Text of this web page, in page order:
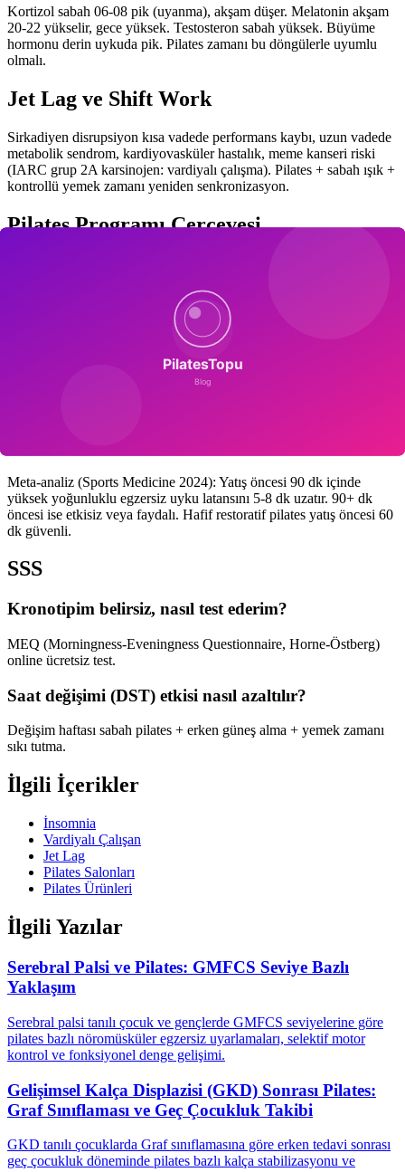
Kortizol sabah 06-08 pik (uyanma), akşam düşer. Melatonin akşam
20-22 yükselir, gece yüksek. Testosteron sabah yüksek. Büyüme
hormonu derin uykuda pik. Pilates zamanı bu döngülerle uyumlu
olmalı.
Jet Lag ve Shift Work
Sirkadiyen disrupsiyon kısa vadede performans kaybı, uzun vadede
metabolik sendrom, kardiyovasküler hastalık, meme kanseri riski
(IARC grup 2A karsinojen: vardiyalı çalışma). Pilates + sabah ışık +
kontrollü yemek zamanı yeniden senkronizasyon.
Pilates Programı Çerçevesi
hafif streç/nefes. Nötr: 07:00-09:00 veya 17:00-19:00 esnek.
Hafta içi-hafta sonu uyku/kalkış saatleri arası >1.5 saat fark = social
jet lag. Pazartesi yorgunluk, obezite, diyabet riski. Düzenli pilates
Meta-analiz (Sports Medicine 2024): Yatış öncesi 90 dk içinde
yüksek yoğunluklu egzersiz uyku latansını 5-8 dk uzatır. 90+ dk
öncesi ise etkisiz veya faydalı. Hafif restoratif pilates yatış öncesi 60
dk güvenli.
SSS
Kronotipim belirsiz, nasıl test ederim?
MEQ (Morningness-Eveningness Questionnaire, Horne-Östberg)
online ücretsiz test.
Saat değişimi (DST) etkisi nasıl azaltılır?
Değişim haftası sabah pilates + erken güneş alma + yemek zamanı
sıkı tutma.
İlgili İçerikler
İnsomnia
Vardiyalı Çalışan
Jet Lag
Pilates Salonları
Pilates Ürünleri
İlgili Yazılar
Serebral Palsi ve Pilates: GMFCS Seviye Bazlı
Yaklaşım
Serebral palsi tanılı çocuk ve gençlerde GMFCS seviyelerine göre
pilates bazlı nöromüsküler egzersiz uyarlamaları, selektif motor
kontrol ve fonksiyonel denge gelişimi.
Gelişimsel Kalça Displazisi (GKD) Sonrası Pilates:
Graf Sınıflaması ve Geç Çocukluk Takibi
GKD tanılı çocuklarda Graf sınıflamasına göre erken tedavi sonrası
geç çocukluk döneminde pilates bazlı kalça stabilizasyonu ve